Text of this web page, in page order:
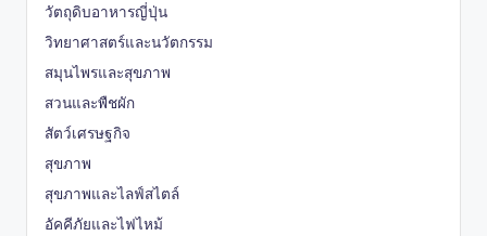
วัตถุดิบอาหารญี่ปุ่น
วิทยาศาสตร์และนวัตกรรม
สมุนไพรและสุขภาพ
สวนและพืชผัก
สัตว์เศรษฐกิจ
สุขภาพ
สุขภาพและไลฟ์สไตล์
อัคคีภัยและไฟไหม้